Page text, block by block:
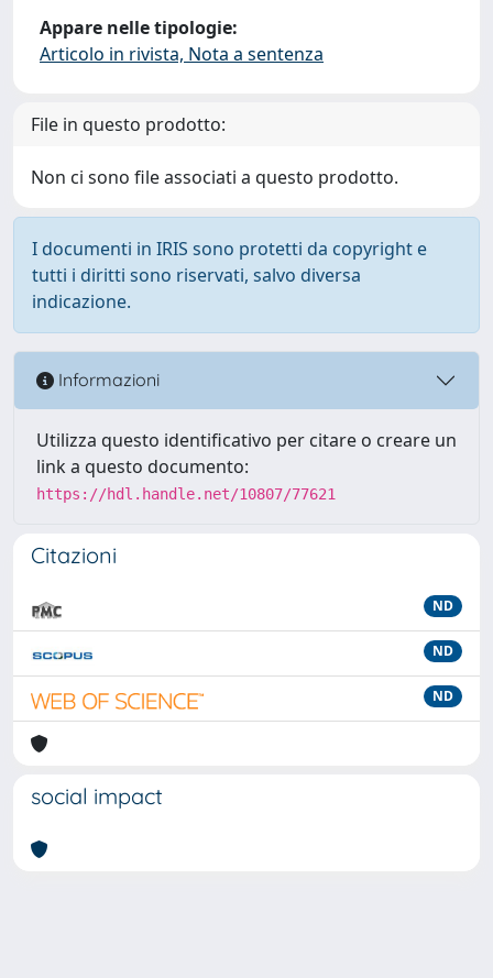
Appare nelle tipologie:
Articolo in rivista, Nota a sentenza
File in questo prodotto:
Non ci sono file associati a questo prodotto.
I documenti in IRIS sono protetti da copyright e
tutti i diritti sono riservati, salvo diversa
indicazione.
Informazioni
Utilizza questo identificativo per citare o creare un
link a questo documento:
https://hdl.handle.net/10807/77621
Citazioni
ND
ND
ND
social impact